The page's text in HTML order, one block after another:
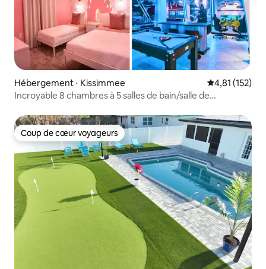
Hébergement ⋅ Kissimmee Évaluation
4,81 (152)
Incroyable 8 chambres à 5 salles de bain/salle de
Coup de cœur voyageurs
Coup de cœur voyageurs